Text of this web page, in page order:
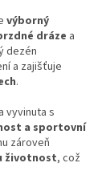
výborný
dráze a
dezén
a zajišťuje
.
vyvinuta s
a sportovní
zároveň
životnost, což